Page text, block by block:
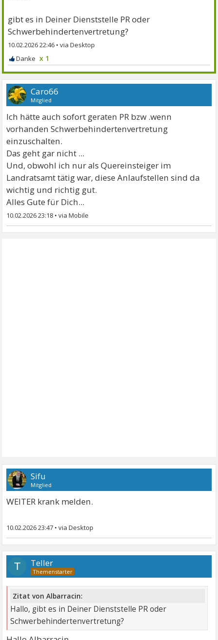
gibt es in Deiner Dienststelle PR oder
Schwerbehindertenvertretung?
10.02.2026 22:46 •
x 1
Caro66
Mitglied
Ich hätte auch sofort geraten PR bzw .wenn
vorhanden Schwerbehindertenvertretung
einzuschalten.
Das geht gar nicht ...
Und, obwohl ich nur als Quereinsteiger im
Landratsamt tätig war, diese Anlaufstellen sind da
wichtig und richtig gut.
Alles Gute für Dich...
10.02.2026 23:18 •
Sifu
Mitglied
WEITER krank melden.
10.02.2026 23:47 •
T Teller
Zitat von Albarracin:
Hallo, gibt es in Deiner Dienststelle PR oder
Schwerbehindertenvertretung?